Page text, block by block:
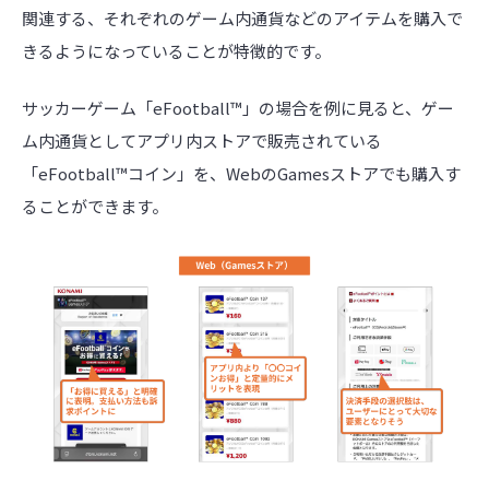
関連する、それぞれのゲーム内通貨などのアイテムを購入で
きるようになっていることが特徴的です。
サッカーゲーム「eFootball™」の場合を例に見ると、ゲー
ム内通貨としてアプリ内ストアで販売されている
「eFootball™コイン」を、WebのGamesストアでも購入す
ることができます。